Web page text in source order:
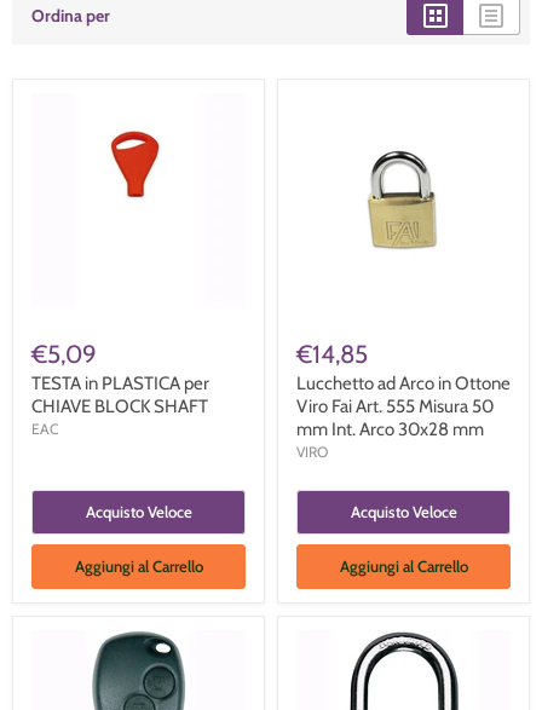
Ordina per
€5,09
TESTA in PLASTICA per
CHIAVE BLOCK SHAFT
EAC
Acquisto Veloce
Aggiungi al Carrello
€14,85
Lucchetto ad Arco in Ottone
Viro Fai Art. 555 Misura 50
mm Int. Arco 30x28 mm
VIRO
Acquisto Veloce
Aggiungi al Carrello